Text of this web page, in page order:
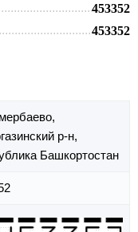
453352
453352
р-н,
Башкортостан